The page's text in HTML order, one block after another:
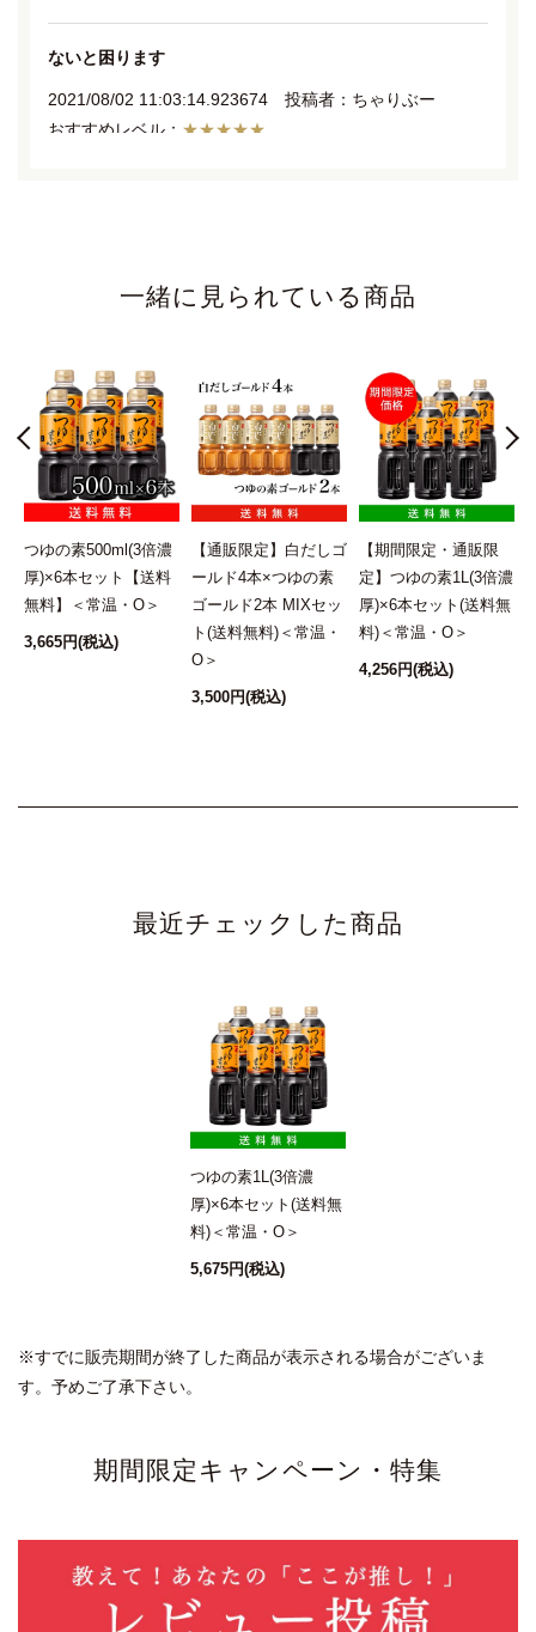
ないと困ります
2021/08/02 11:03:14.923674 投稿者：ちゃりぶー
★★★★★
に購入してます。
何にでも合う
2021/08/02 11:22:32.782732 投稿者：たくさん
★★★★★
いろいろな料理に使っています。
今だとそーめんにぴったり。
冷や奴にもいい。
でもざる蕎麦が一番かな。
この商品はお徳用なので購入しています。
2021/08/02 13:45:23.546227 投稿者：あゆ美
麺のつけ汁に使うと小学生の子供が「これ美味しいから飲
★★★★★
酢の物の、醤油代わりにも使っています。
だから 6本セットを購入しています。
我が家のマストアイテム
2021/08/03 04:11:13.376358 投稿者：こぶー
★★★★★
もう、使い始めて何年だろうか?我が家には、無くてはな
2021/08/03 13:18:28.58439 投稿者：ひでちゃん
★★★★★
一緒に見られている商品
つゆの素500ml(3倍濃
厚)×6本セット【送料
無料】＜常温・O＞
3,665円(税込)
【通販限定】白だしゴ
ールド4本×つゆの素
ゴールド2本 MIXセッ
ト(送料無料)＜常温・
O＞
3,500円(税込)
【期間限定・通販限
定】つゆの素1L(3倍濃
厚)×6本セット(送料無
料)＜常温・O＞
4,256円(税込)
最近チェックした商品
つゆの素1L(3倍濃
厚)×6本セット(送料無
料)＜常温・O＞
5,675円(税込)
※すでに販売期間が終了した商品が表示される場合がございま
す。予めご了承下さい。
期間限定キャンペーン・特集